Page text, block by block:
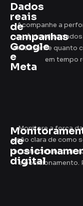
Dados
reais
de
campanhas
Google
e
Meta
Acompanhe a
você visualiza
exatamente quanto
em tempo
de
digital
Monitore a força
visão clara de como
reconhecimento da
e posicionamento.